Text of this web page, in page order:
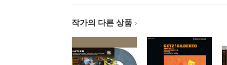
작가의 다른 상품